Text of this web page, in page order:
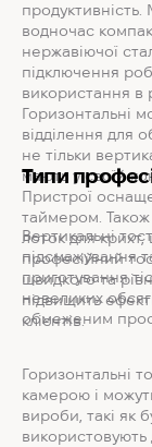
продуктивність.
водночас
нержавіючої
підключення
використання в
Горизонтальні
відділення для
не тільки
мають у своїй
Пристрої
таймером.
лоток для
професійний
швидкого та
підвищить
клієнтів.
Типи
Вертикальні
підсмажування
приготування
невеликих
обмеженим
Горизонтальні
камерою і
вироби, такі як
використовують